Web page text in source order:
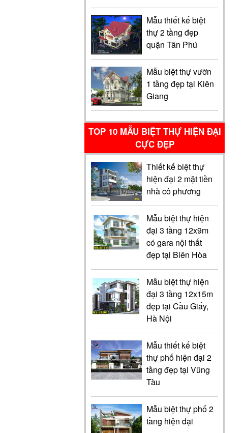
Mẫu thiết kế biệt
thự 2 tầng đẹp
quận Tân Phú
Mẫu biệt thự vườn
1 tầng đẹp tại Kiên
Giang
TOP 10 MẪU BIỆT THỰ HIỆN ĐẠI
CỰC ĐẸP
Thiết kế biệt thự
hiện đại 2 mặt tiền
nhà cô phương
Mẫu biệt thự hiện
đại 3 tầng 12x9m
có gara nội thất
đẹp tại Biên Hòa
Mẫu biệt thự hiện
đại 3 tầng 12x15m
đẹp tại Cầu Giấy,
Hà Nội
Mẫu thiết kế biệt
thự phố hiện đại 2
tầng đẹp tại Vũng
Tàu
Mẫu biệt thự phố 2
tầng hiện đại